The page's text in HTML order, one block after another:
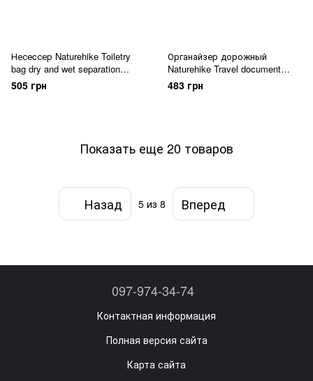
Несеcсер Naturehike Toiletry
bag dry and wet separation
22х14х8 NH18X030-B jeans blue
505 грн
Органайзер дорожный
Naturehike Travel document
package NH17C001-B черный
483 грн
Показать еще 20 товаров
Назад 5 из 8 Вперед
097-974-34-74
Контактная информация
Полная версия сайта
Карта сайта